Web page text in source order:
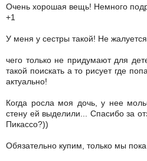
Очень хорошая вещь! Немного
+1
У меня у сестры такой! Не
чего только не придумают для
такой поискать а то рисует где
актуально!
Когда росла моя дочь, у нее
стену ей выделили... Спасибо за
Пикассо?))
Обязательно купим, только мы